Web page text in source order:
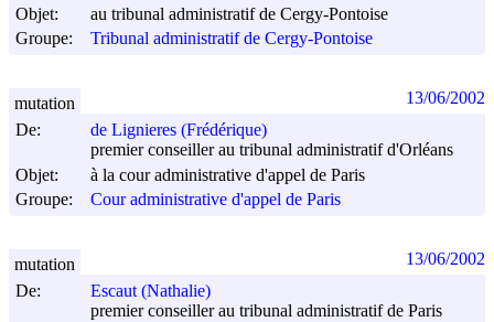
Objet:
au tribunal administratif de Cergy-Pontoise
Groupe:
Tribunal administratif de Cergy-Pontoise
De:
de Lignieres (Frédérique)
premier conseiller au tribunal administratif d'Orléans
Objet:
à la cour administrative d'appel de Paris
Groupe:
Cour administrative d'appel de Paris
mutation 13/06/2002
De:
Escaut (Nathalie)
premier conseiller au tribunal administratif de Paris
mutation 13/06/2002